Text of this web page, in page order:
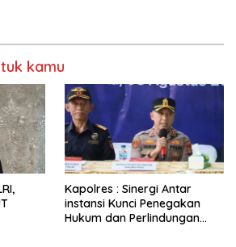
kamu
Kapolres : Sinergi Antar
instansi Kunci Penegakan
Hukum dan Perlindungan